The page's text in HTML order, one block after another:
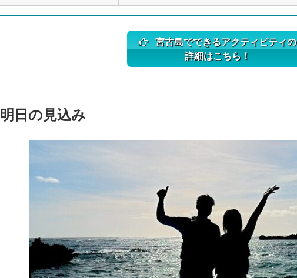
宮古島でできるアクティビティの
詳細はこちら！
明日の見込み